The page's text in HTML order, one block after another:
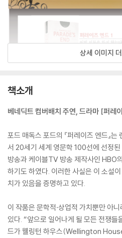
상세 이미지
책소개
베네딕트 컴버배치 주연, 드라마 [퍼레
포드 매독스 포드의 『퍼레이즈 엔드
서 20세기 세계 영문학 100선에 선정
방송과 케이블TV 방송 제작사인 HBO
하기도 하였다. 이러한 사실은 이 소설
치가 있음을 증명하고 있다.
이 작품은 문학적·상업적 가치뿐만 아
있다. “앞으로 일어나게 될 모든 전쟁들
드가 웰링턴 하우스(Wellington